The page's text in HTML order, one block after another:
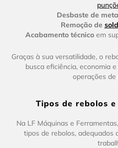
Desbaste de
Remoção de
Acabamento técnicoem
Graças à sua versatilidade, o
busca eficiência, economia
operações de
Tipos de rebolos
Na LF Máquinas e
tipos de rebolos, adequados